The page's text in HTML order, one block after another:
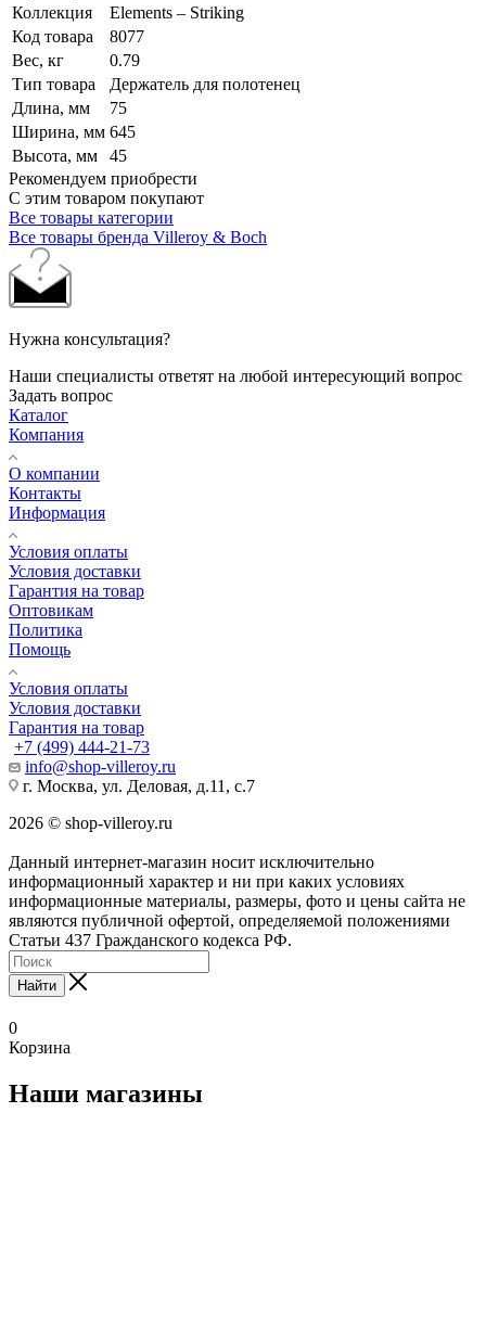
Коллекция
Elements – Striking
Код товара
8077
Вес, кг
0.79
Тип товара
Держатель для полотенец
Длина, мм
75
Ширина, мм 645
Высота, мм
45
Рекомендуем приобрести
С этим товаром покупают
Все товары категории
Все товары бренда Villeroy & Boch
Нужна консультация?
Наши специалисты ответят на любой интересующий вопрос
Задать вопрос
Каталог
Компания
О компании
Контакты
Информация
Условия оплаты
Условия доставки
Гарантия на товар
Оптовикам
Политика
Помощь
Условия оплаты
Условия доставки
Гарантия на товар
+7 (499) 444-21-73
info@shop-villeroy.ru
г. Москва, ул. Деловая, д.11, с.7
2026 © shop-villeroy.ru
Данный интернет-магазин носит исключительно
информационный характер и ни при каких условиях
информационные материалы, размеры, фото и цены сайта не
являются публичной офертой, определяемой положениями
Статьи 437 Гражданского кодекса РФ.
Найти
0
Корзина
Наши магазины